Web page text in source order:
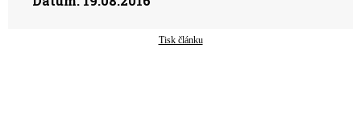
Tisk článku